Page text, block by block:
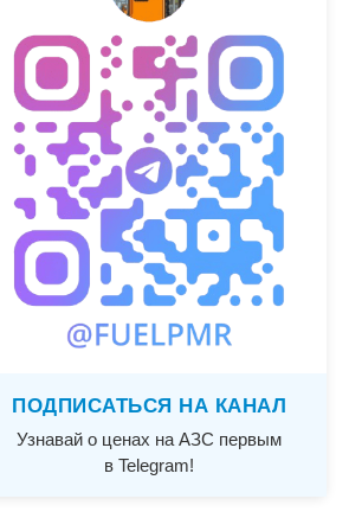
ПОДПИСАТЬСЯ НА КАНАЛ
Узнавай о ценах на АЗС первым
в Telegram!